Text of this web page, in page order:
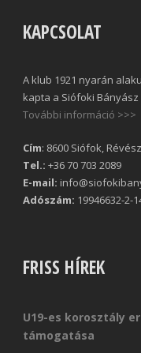
KAPCSOLAT
A klub 1921 nyarán
kapta a Siófoki Bányász
További információ >>>
Cím: 8600 Siófok,
Tel.: +36 70 703 2089
E-mail:
Adószám: 19946632-2-
FRISS HÍREK
U19-es korosztály
támogatása